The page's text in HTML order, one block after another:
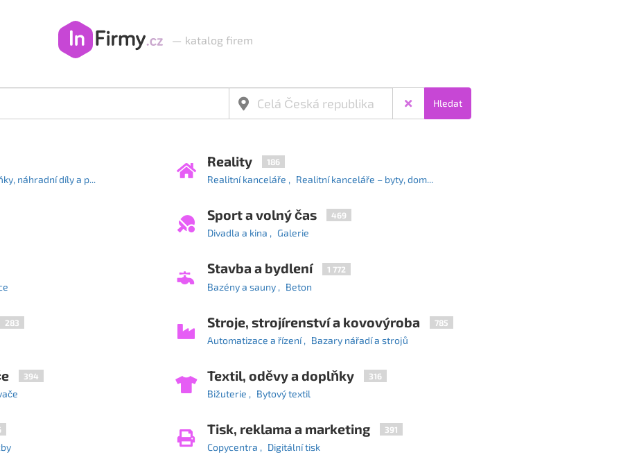
— katalog firem
Hledat
náhradní díly a p...
283
394
Reality 186
Realitní kanceláře Realitní kanceláře – byty, dom...
Sport a volný čas 469
Divadla a kina Galerie
Stavba a bydlení 1 772
Bazény a sauny Beton
Stroje, strojírenství a kovovýroba 785
Automatizace a řízení Bazary nářadí a strojů
Textil, oděvy a doplňky 316
Bižuterie Bytový textil
Tisk, reklama a marketing 391
Copycentra Digitální tisk